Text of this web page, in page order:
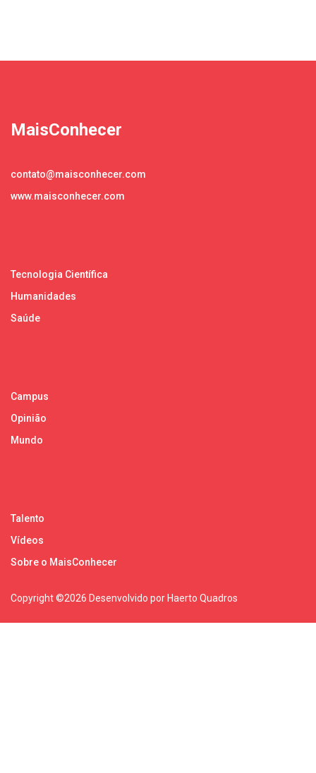
MaisConhecer
contato@maisconhecer.com
www.maisconhecer.com
Tecnologia Científica
Humanidades
Saúde
Campus
Opinião
Mundo
Talento
Vídeos
Sobre o MaisConhecer
Copyright ©2026 Desenvolvido por Haerto Quadros